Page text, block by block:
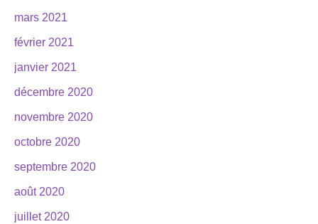
mars 2021
février 2021
janvier 2021
décembre 2020
novembre 2020
octobre 2020
septembre 2020
août 2020
juillet 2020